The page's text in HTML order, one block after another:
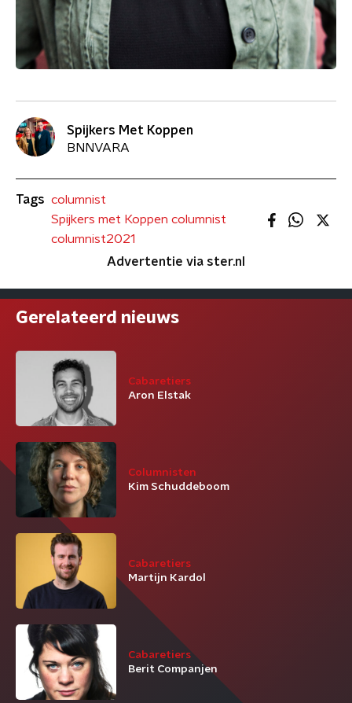
Spijkers Met Koppen
BNNVARA
Tags columnist
Spijkers met Koppen columnist
columnist2021
Advertentie via ster.nl
Gerelateerd nieuws
Cabaretiers
Aron Elstak
Columnisten
Kim Schuddeboom
Cabaretiers
Martijn Kardol
Cabaretiers
Berit Companjen